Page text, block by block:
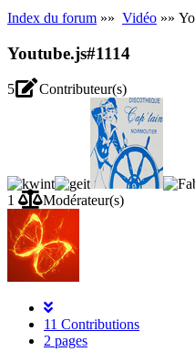
Index du forum »» Vidéo »»
Youtube.js#1114
5 Contributeur(s)
1 Modérateur(s)
11 Contributions
2 pages